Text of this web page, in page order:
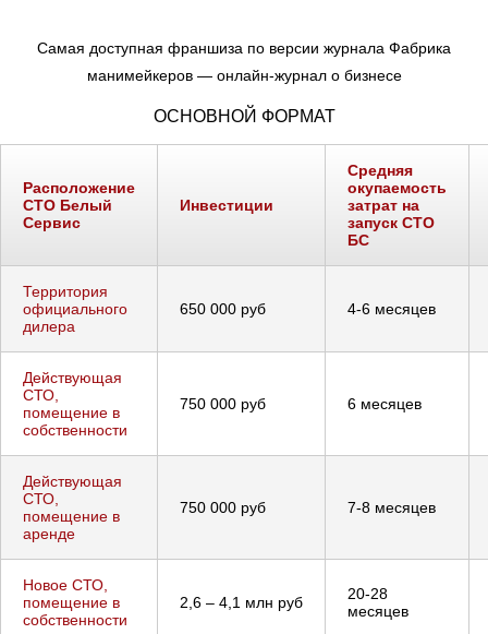
Самая доступная франшиза по версии журнала Фабрика
манимейкеров — онлайн-журнал о бизнесе
ОСНОВНОЙ ФОРМАТ
Расположение
СТО Белый
Сервис
Инвестиции
Средняя
окупаемость
затрат на
запуск СТО
БС
Территория
официального
дилера
650 000 руб 4-6 месяцев
Действующая
СТО,
помещение в
собственности
750 000 руб 6 месяцев
Действующая
СТО,
помещение в
аренде
750 000 руб 7-8 месяцев
Новое СТО,
помещение в
собственности
2,6 – 4,1 млн руб
20-28
месяцев